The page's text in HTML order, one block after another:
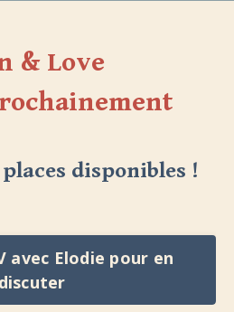
& Love
disponibles !
avec Elodie pour en
discuter